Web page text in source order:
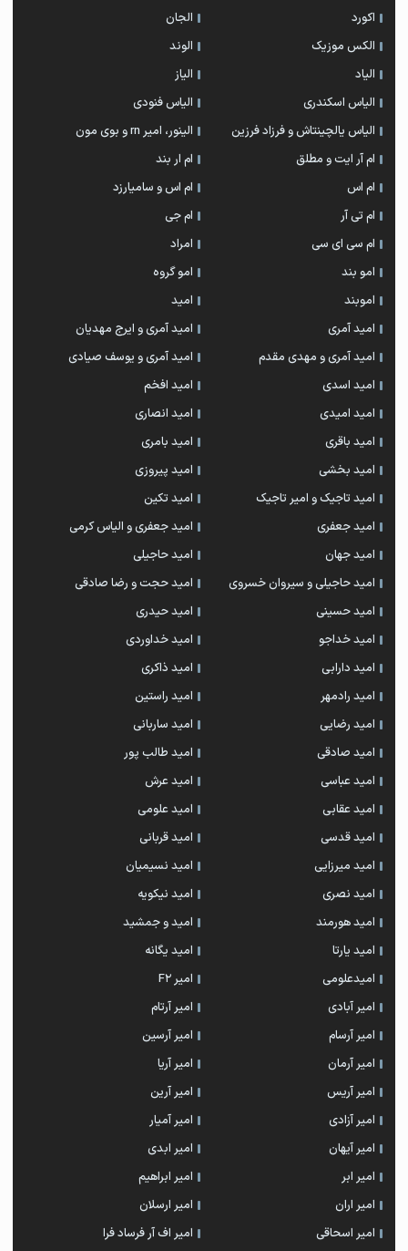
اکورد
الجان
الکس موزیک
الوند
الیاد
الیاز
الیاس اسکندری
الیاس فنودی
الیاس یالچینتاش و فرزاد فرزین
الینور، امیر rn و بوی مون
ام آر ایت و مطلق
ام‌ ار بند
ام اس
ام اس و سامیارزد
ام تی آر
ام جی
ام سی ای سی
امراد
امو بند
امو گروه
اموبند
امید
امید آمری
امید آمری و ایرج مهدیان
امید آمری و مهدی مقدم
امید آمری و یوسف صیادی
امید اسدی
امید افخم
امید امیدی
امید انصاری
امید باقری
امید بامری
امید بخشی
امید پیروزی
امید تاجیک و امیر تاجیک
امید تکین
امید جعفری
امید جعفری و الیاس کرمی
امید جهان
امید حاجیلی
امید حاجیلی و سیروان خسروی
امید حجت و رضا صادقی
امید حسینی
امید حیدری
امید خداجو
امید خداوردی
امید دارابی
امید ذاکری
امید رادمهر
امید راستین
امید رضایی
امید ساربانی
امید صادقی
امید طالب پور
امید عباسی
امید عرش
امید عقابی
امید علومی
امید قدسی
امید قربانی
امید میرزایی
امید نسیمیان
امید نصری
امید نیکویه
امید هورمند
امید و جمشید
امید یارتا
امید یگانه
امیدعلومی
امیر F2
امیر آبادی
امیر آرتام
امیر آرسام
امیر آرسین
امیر آرمان
امیر آریا
امیر آریس
امیر آرین
امیر آزادی
امیر آمیار
امیر آیهان
امیر ابدی
امیر ابر
امیر ابراهیم
امیر اران
امیر ارسلان
امیر اسحاقی
امیر اف آر فرساد فرا